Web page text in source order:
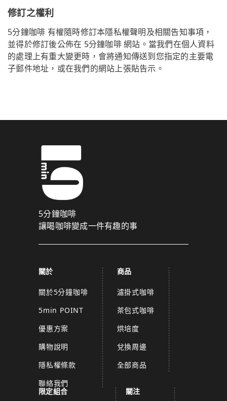
修訂之權利
5分鐘咖啡 有權隨時修訂本隱私權聲明及相關告知事項，
並得於修訂後公佈在 5分鐘咖啡 網站。當我們在個人資料
的處理上有重大變更時，會將通知傳送到您指定的主要電
子郵件地址，或在我們的網站上張貼告示。
5分鐘咖啡
讓喝咖啡變成一件有趣的事
關於
關於5分鐘咖啡
5min POINT
優惠方案
購物說明
隱私權條款
聯絡我們
商品
濾掛式咖啡
茶包式咖啡
烘培度
兌換周邊
全部商品
限定組合 關注